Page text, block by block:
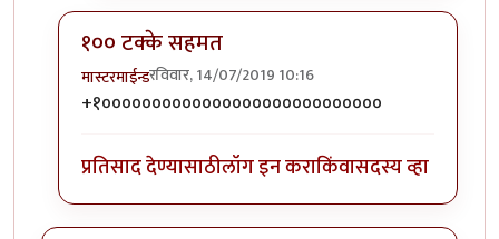
१०० टक्के सहमत
मास्टरमाईन्डरविवार, 14/07/2019 10:16
In reply toवैताग आहे नुसता...byज्ञानोबाचे पैजार
+१००००००००००००००००००००००००००००
प्रतिसाद देण्यासाठीलॉग इन कराकिंवासदस्य व्हा